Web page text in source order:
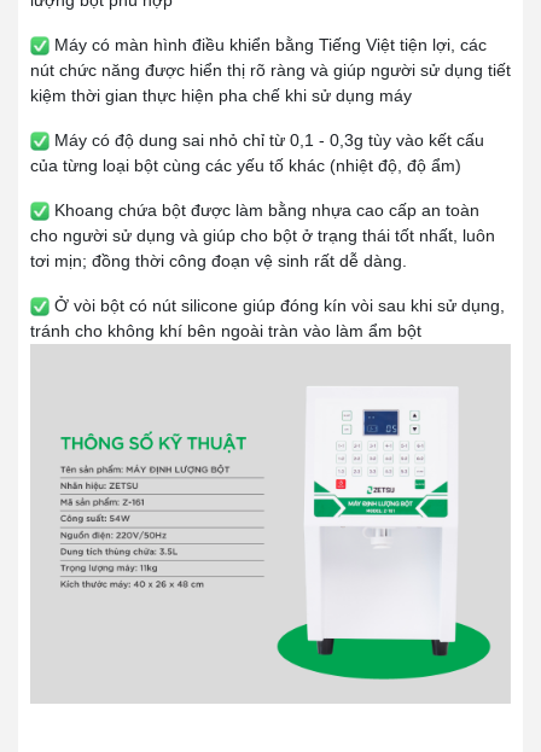
Máy có màn hình điều khiển bằng Tiếng Việt tiện lợi, các
nút chức năng được hiển thị rõ ràng và giúp người sử dụng tiết
kiệm thời gian thực hiện pha chế khi sử dụng máy
Máy có độ dung sai nhỏ chỉ từ 0,1 - 0,3g tùy vào kết cấu
của từng loại bột cùng các yếu tố khác (nhiệt độ, độ ẩm)
Khoang chứa bột được làm bằng nhựa cao cấp an toàn
cho người sử dụng và giúp cho bột ở trạng thái tốt nhất, luôn
tơi mịn; đồng thời công đoạn vệ sinh rất dễ dàng.
Ở vòi bột có nút silicone giúp đóng kín vòi sau khi sử dụng,
tránh cho không khí bên ngoài tràn vào làm ẩm bột